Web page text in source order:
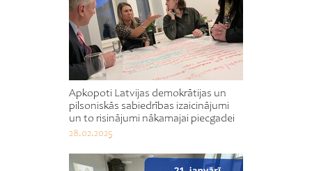
Apkopoti Latvijas demokrātijas un
pilsoniskās sabiedrības izaicinājumi
un to risinājumi nākamajai piecgadei
28.02.2025